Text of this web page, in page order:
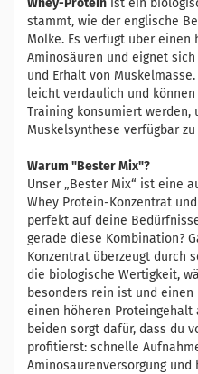
Whey-Protein ist ein
stammt, wie der englische
Molke. Es verfügt über
Aminosäuren und eignet
und Erhalt von
leicht verdaulich und
Training konsumiert werden,
Muskelsynthese verfügbar
Warum "Bester Mix"?
Unser „Bester Mix“ ist eine
Whey Protein-Konzentrat
perfekt auf deine
gerade diese Kombination?
Konzentrat überzeugt durch
die biologische Wertigkeit,
besonders rein ist und
einen höheren
beiden sorgt dafür, dass du
profitierst: schnelle
Aminosäurenversorgung